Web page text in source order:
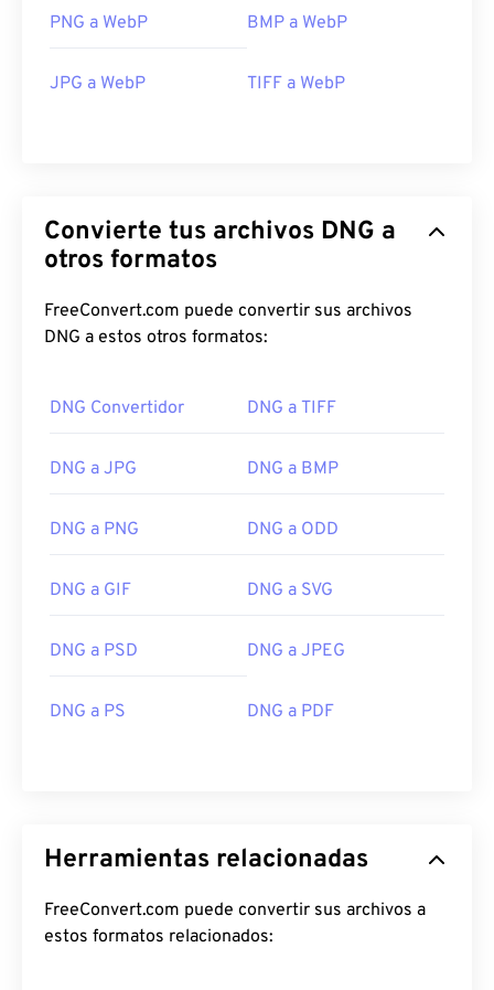
PNG a WebP BMP a WebP
JPG a WebP TIFF a WebP
Convierte tus archivos DNG a
otros formatos
FreeConvert.com puede convertir sus archivos
DNG a estos otros formatos:
DNG Convertidor DNG a TIFF
DNG a JPG DNG a BMP
DNG a PNG DNG a ODD
DNG a GIF DNG a SVG
DNG a PSD DNG a JPEG
DNG a PS DNG a PDF
Herramientas relacionadas
FreeConvert.com puede convertir sus archivos a
estos formatos relacionados: